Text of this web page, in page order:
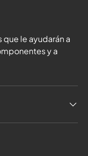
le ayudarán a
y a